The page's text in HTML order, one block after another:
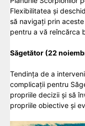
Flexibilitatea și
să navigați prin
pentru a vă reîncărca
Săgetător (22
Tendința de a
complicații pentru
propriile decizii și să
propriile obiective și